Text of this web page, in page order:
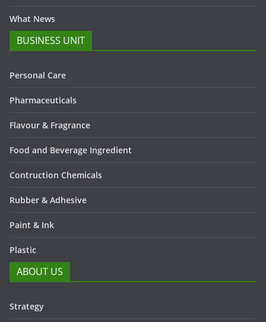
What News
BUSINESS UNIT
Personal Care
Pharmaceuticals
Flavour & Fragrance
Food and Beverage Ingredient
Contruction Chemicals
Rubber & Adhesive
Paint & Ink
Plastic
ABOUT US
Strategy